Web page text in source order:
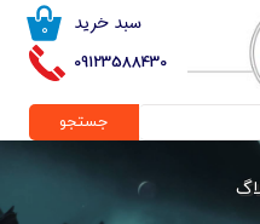
09123588430
۰ سبد خرید
جستجو